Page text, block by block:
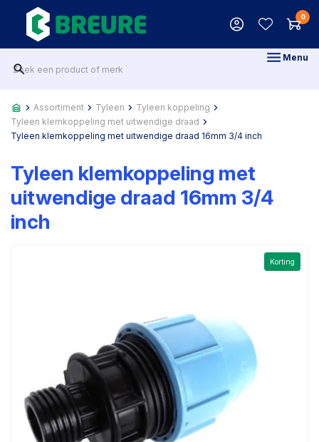
0
Menu
Assortiment Tyleen
Tyleen koppeling
Tyleen klemkoppeling met uitwendige draad
Tyleen klemkoppeling met uitwendige draad 16mm 3/4 inch
Tyleen klemkoppeling met
uitwendige draad 16mm 3/4
inch
Korting